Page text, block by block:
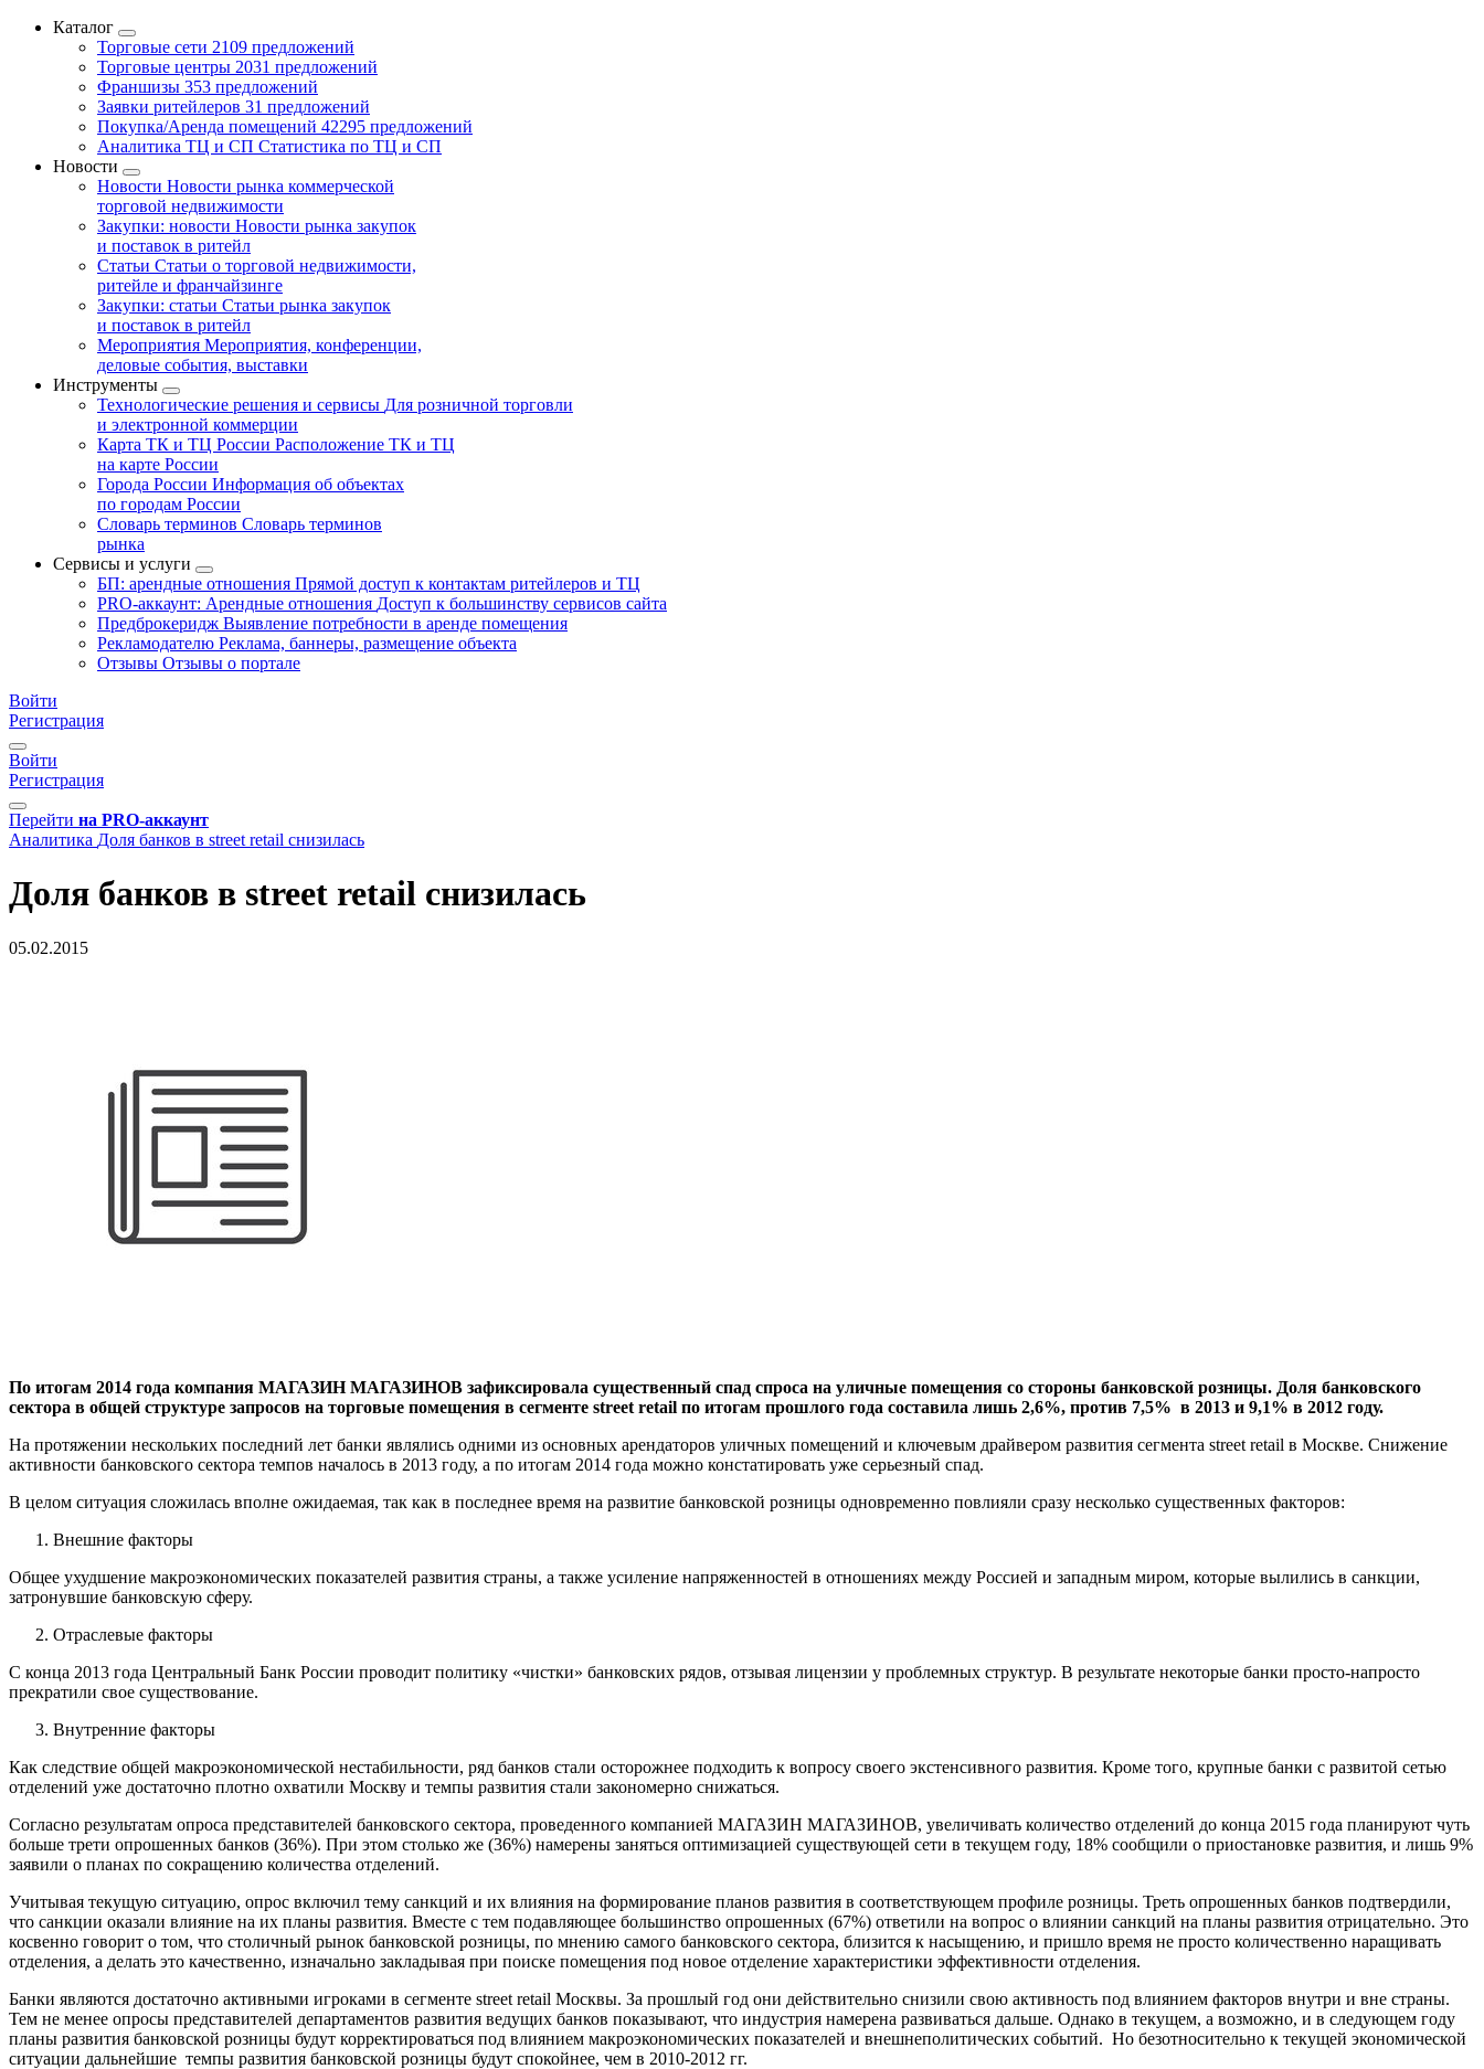
Каталог
Торговые сети 2109 предложений
Торговые центры 2031 предложений
Франшизы 353 предложений
Заявки ритейлеров 31 предложений
Покупка/Аренда помещений 42295 предложений
Аналитика ТЦ и СП Статистика по ТЦ и СП
Новости
Новости Новости рынка коммерческой
торговой недвижимости
Закупки: новости Новости рынка закупок
и поставок в ритейл
Статьи Статьи о торговой недвижимости,
ритейле и франчайзинге
Закупки: статьи Статьи рынка закупок
и поставок в ритейл
Мероприятия Мероприятия, конференции,
деловые события, выставки
Инструменты
Технологические решения и сервисы Для розничной торговли
и электронной коммерции
Карта ТК и ТЦ России Расположение ТК и ТЦ
на карте России
Города России Информация об объектах
по городам России
Словарь терминов Словарь терминов
рынка
Сервисы и услуги
БП: арендные отношения Прямой доступ к контактам ритейлеров и ТЦ
PRO-аккаунт: Арендные отношения Доступ к большинству сервисов сайта
Предброкеридж Выявление потребности в аренде помещения
Рекламодателю Реклама, баннеры, размещение объекта
Отзывы Отзывы о портале
Войти
Регистрация
Войти
Регистрация
Перейти на PRO-аккаунт
Аналитика Доля банков в street retail снизилась
Доля банков в street retail снизилась
05.02.2015
По итогам 2014 года компания МАГАЗИН МАГАЗИНОВ зафиксировала существенный спад спроса на уличные помещения со стороны банковской розницы. Доля банковского
сектора в общей структуре запросов на торговые помещения в сегменте street retail по итогам прошлого года составила лишь 2,6%, против 7,5% в 2013 и 9,1% в 2012 году.
На протяжении нескольких последний лет банки являлись одними из основных арендаторов уличных помещений и ключевым драйвером развития сегмента street retail в Москве. Снижение
активности банковского сектора темпов началось в 2013 году, а по итогам 2014 года можно констатировать уже серьезный спад.
В целом ситуация сложилась вполне ожидаемая, так как в последнее время на развитие банковской розницы одновременно повлияли сразу несколько существенных факторов:
Внешние факторы
Общее ухудшение макроэкономических показателей развития страны, а также усиление напряженностей в отношениях между Россией и западным миром, которые вылились в санкции,
затронувшие банковскую сферу.
Отраслевые факторы
С конца 2013 года Центральный Банк России проводит политику «чистки» банковских рядов, отзывая лицензии у проблемных структур. В результате некоторые банки просто-напросто
прекратили свое существование.
Внутренние факторы
Как следствие общей макроэкономической нестабильности, ряд банков стали осторожнее подходить к вопросу своего экстенсивного развития. Кроме того, крупные банки с развитой сетью
отделений уже достаточно плотно охватили Москву и темпы развития стали закономерно снижаться.
Согласно результатам опроса представителей банковского сектора, проведенного компанией МАГАЗИН МАГАЗИНОВ, увеличивать количество отделений до конца 2015 года планируют чуть
больше трети опрошенных банков (36%). При этом столько же (36%) намерены заняться оптимизацией существующей сети в текущем году, 18% сообщили о приостановке развития, и лишь 9%
заявили о планах по сокращению количества отделений.
Учитывая текущую ситуацию, опрос включил тему санкций и их влияния на формирование планов развития в соответствующем профиле розницы. Треть опрошенных банков подтвердили,
что санкции оказали влияние на их планы развития. Вместе с тем подавляющее большинство опрошенных (67%) ответили на вопрос о влиянии санкций на планы развития отрицательно. Это
косвенно говорит о том, что столичный рынок банковской розницы, по мнению самого банковского сектора, близится к насыщению, и пришло время не просто количественно наращивать
отделения, а делать это качественно, изначально закладывая при поиске помещения под новое отделение характеристики эффективности отделения.
Банки являются достаточно активными игроками в сегменте street retail Москвы. За прошлый год они действительно снизили свою активность под влиянием факторов внутри и вне страны.
Тем не менее опросы представителей департаментов развития ведущих банков показывают, что индустрия намерена развиваться дальше. Однако в текущем, а возможно, и в следующем году
планы развития банковской розницы будут корректироваться под влиянием макроэкономических показателей и внешнеполитических событий. Но безотносительно к текущей экономической
ситуации дальнейшие темпы развития банковской розницы будут спокойнее, чем в 2010-2012 гг.